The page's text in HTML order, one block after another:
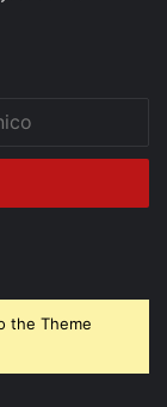
the Theme